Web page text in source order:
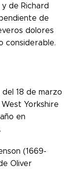
de Richard
de
dolores
considerable.
del 18 de marzo
Yorkshire
en
(1669-
Oliver